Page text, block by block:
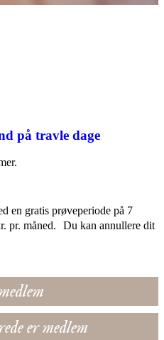
på travle dage
en gratis prøveperiode på 7
pr. måned. Du kan annullere dit
er medlem